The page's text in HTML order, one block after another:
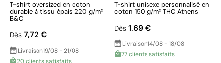
T-shirt oversized en coton
durable à tissu épais 220 g/m²
B&C
Dès 7,72 €
Livraison19/08 - 21/08
20 clients satisfaits
T-shirt unisexe personnalisé en
coton 150 g/m² THC Athens
Dès 1,69 €
Livraison14/08 - 18/08
77 clients satisfaits